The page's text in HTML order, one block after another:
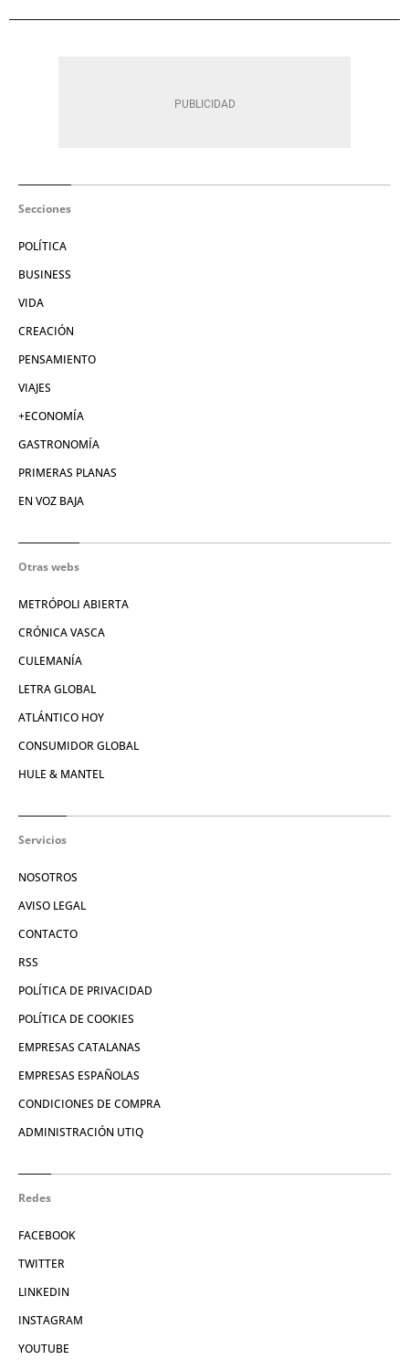
Secciones
POLÍTICA
BUSINESS
VIDA
CREACIÓN
PENSAMIENTO
VIAJES
+ECONOMÍA
GASTRONOMÍA
PRIMERAS PLANAS
EN VOZ BAJA
Otras webs
METRÓPOLI ABIERTA
CRÓNICA VASCA
CULEMANÍA
LETRA GLOBAL
ATLÁNTICO HOY
CONSUMIDOR GLOBAL
HULE & MANTEL
Servicios
NOSOTROS
AVISO LEGAL
CONTACTO
RSS
POLÍTICA DE PRIVACIDAD
POLÍTICA DE COOKIES
EMPRESAS CATALANAS
EMPRESAS ESPAÑOLAS
CONDICIONES DE COMPRA
ADMINISTRACIÓN UTIQ
Redes
FACEBOOK
TWITTER
LINKEDIN
INSTAGRAM
YOUTUBE